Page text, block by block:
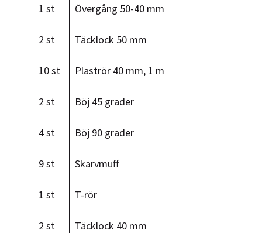
1 st Övergång 50-40 mm
2 st Täcklock 50 mm
10 st Plaströr 40 mm, 1 m
2 st Böj 45 grader
4 st Böj 90 grader
9 st Skarvmuff
1 st T-rör
2 st Täcklock 40 mm